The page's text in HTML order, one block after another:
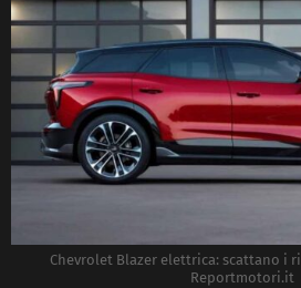
Chevrolet Blazer elettrica: scattano i
Reportmotori.it